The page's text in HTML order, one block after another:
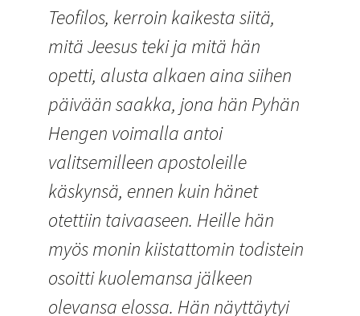
Teofilos, kerroin kaikesta siitä,
mitä Jeesus teki ja mitä hän
opetti, alusta alkaen aina siihen
päivään saakka, jona hän Pyhän
Hengen voimalla antoi
valitsemilleen apostoleille
käskynsä, ennen kuin hänet
otettiin taivaaseen. Heille hän
myös monin kiistattomin todistein
osoitti kuolemansa jälkeen
olevansa elossa. Hän näyttäytyi